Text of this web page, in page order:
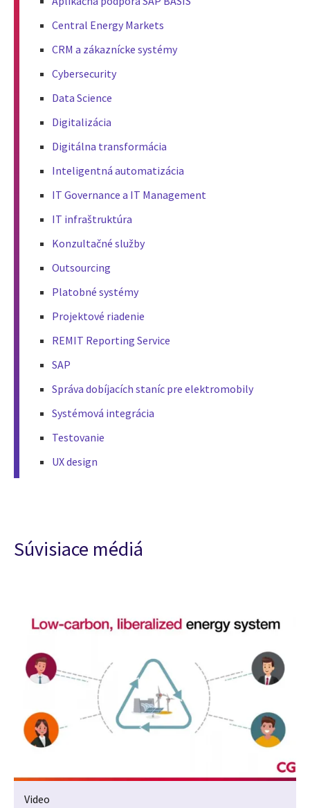
Central Energy Markets
CRM a zákaznícke systémy
Cybersecurity
Data Science
Digitalizácia
Digitálna transformácia
Inteligentná automatizácia
IT Governance a IT Management
IT infraštruktúra
Konzultačné služby
Outsourcing
Platobné systémy
Projektové riadenie
REMIT Reporting Service
SAP
Správa dobíjacích staníc pre elektromobily
Systémová integrácia
Testovanie
UX design
Súvisiace médiá
Video